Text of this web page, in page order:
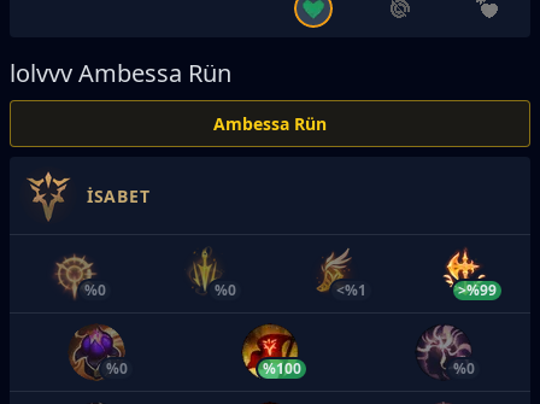
lolvvvAmbessa Rün
Ambessa Rün
İSABET
%0 %0 <%1 >%99
%0 %100 %0